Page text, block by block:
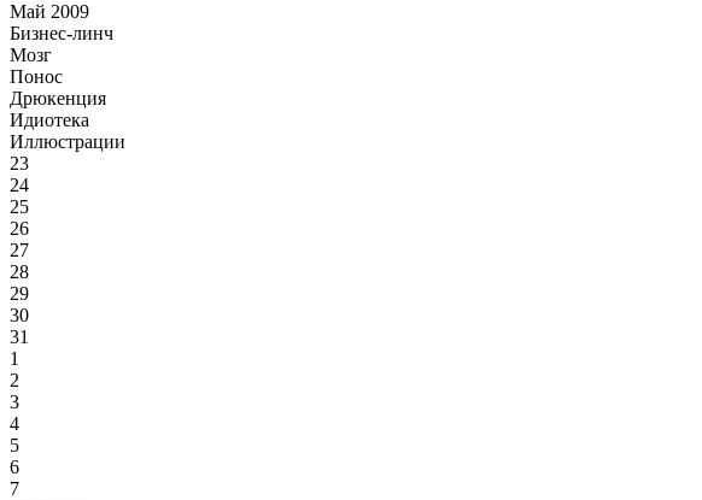
Май 2009
Бизнес-линч
Мозг
Понос
Дрюкенция
Идиотека
Иллюстрации
23
24
25
26
27
28
29
30
31
1
2
3
4
5
6
7